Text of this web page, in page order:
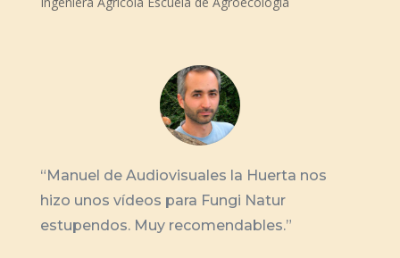
“Manuel de Audiovisuales la Huerta nos
hizo unos vídeos para Fungi Natur
estupendos. Muy recomendables.”